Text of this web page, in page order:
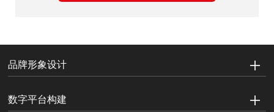
品牌形象设计
数字平台构建